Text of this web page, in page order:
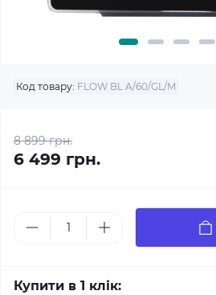
Код товару: FLOW BL A/60/GL/M
8 899 грн.
6 499 грн.
Купити в 1 клік: